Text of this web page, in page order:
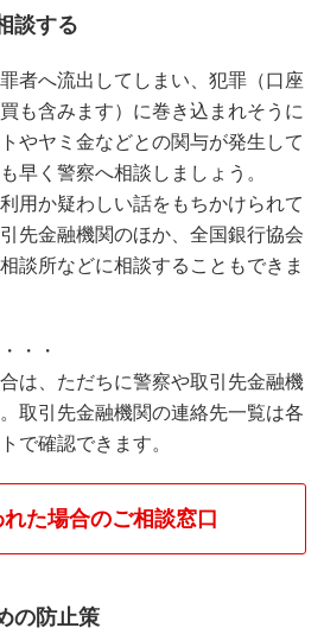
談する
者へ流出してしまい、犯罪（口座
も含みます）に巻き込まれそうに
やヤミ金などとの関与が発生して
早く警察へ相談しましょう。
用か疑わしい話をもちかけられて
先金融機関のほか、全国銀行協会
談所などに相談することもできま
・・
は、ただちに警察や取引先金融機
取引先金融機関の連絡先一覧は各
で確認できます。
た場合のご相談窓口
の防止策